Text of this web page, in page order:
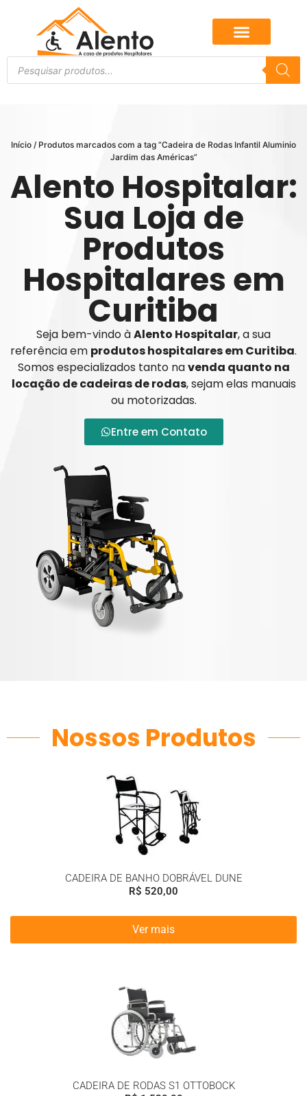
Início / Produtos marcados com a tag “Cadeira de Rodas Infantil Aluminio
Jardim das Américas”
Alento Hospitalar:
Sua Loja de
Produtos
Hospitalares em
Curitiba
Seja bem-vindo àAlento Hospitalar, a sua
referência em produtos hospitalares em Curitiba.
Somos especializados tanto navenda quanto na
locação de cadeiras de rodas, sejam elas manuais
ou motorizadas.
Entre em Contato
Nossos Produtos
CADEIRA DE BANHO DOBRÁVEL DUNE
R$ 520,00
Ver mais
CADEIRA DE RODAS S1 OTTOBOCK